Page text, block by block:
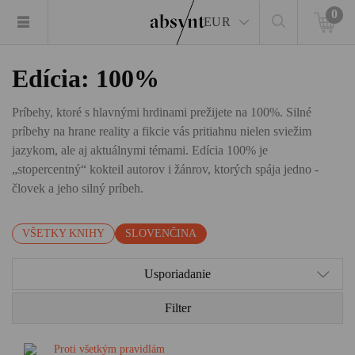
EUR
0
Edícia: 100%
Príbehy, ktoré s hlavnými hrdinami prežijete na 100%. Silné
príbehy na hrane reality a fikcie vás pritiahnu nielen sviežim
jazykom, ale aj aktuálnymi témami. Edícia 100% je
„stopercentný“ kokteil autorov i žánrov, ktorých spája jedno -
človek a jeho silný príbeh.
VŠETKY KNIHY SLOVENČINA
Usporiadanie
Filter